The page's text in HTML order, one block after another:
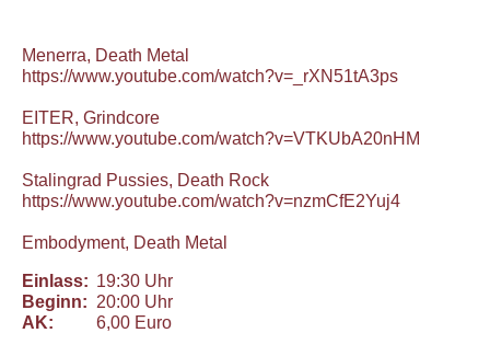
Menerra, Death Metal
https://www.youtube.com/watch?v=_rXN51tA3ps
EITER, Grindcore
https://www.youtube.com/watch?v=VTKUbA20nHM
Stalingrad Pussies, Death Rock
https://www.youtube.com/watch?v=nzmCfE2Yuj4
Embodyment, Death Metal
Einlass: 19:30 Uhr
Beginn: 20:00 Uhr
AK:
6,00 Euro